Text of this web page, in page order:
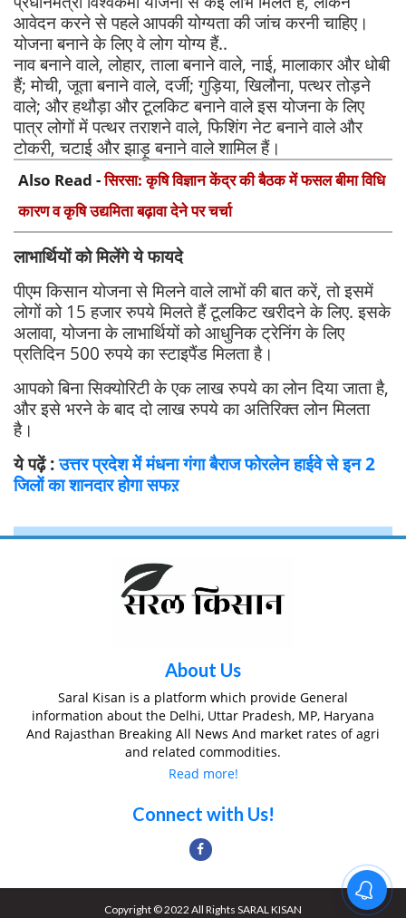
आवेदन करने से पहले आपकी योग्यता की जांच करनी चाहिए।
योजना बनाने के लिए वे लोग योग्य हैं..
नाव बनाने वाले, लोहार, ताला बनाने वाले, नाई, मालाकार और धोबी
हैं; मोची, जूता बनाने वाले, दर्जी; गुड़िया, खिलौना, पत्थर तोड़ने
वाले; और हथौड़ा और टूलकिट बनाने वाले इस योजना के लिए
पात्र लोगों में पत्थर तराशने वाले, फिशिंग नेट बनाने वाले और
टोकरी, चटाई और झाड़ू बनाने वाले शामिल हैं।
Also Read -सिरसा: कृषि विज्ञान केंद्र की बैठक में फसल बीमा विधि
कारण व कृषि उद्यमिता बढ़ावा देने पर चर्चा
लाभार्थियों को मिलेंगे ये फायदे
पीएम किसान योजना से मिलने वाले लाभों की बात करें, तो इसमें
लोगों को 15 हजार रुपये मिलते हैं टूलकिट खरीदने के लिए. इसके
अलावा, योजना के लाभार्थियों को आधुनिक ट्रेनिंग के लिए
प्रतिदिन 500 रुपये का स्टाइपैंड मिलता है।
आपको बिना सिक्योरिटी के एक लाख रुपये का लोन दिया जाता है,
और इसे भरने के बाद दो लाख रुपये का अतिरिक्त लोन मिलता
है।
ये पढ़ें :उत्तर प्रदेश में मंधना गंगा बैराज फोरलेन हाईवे से इन 2
जिलों का शानदार होगा सफऱ
About Us
Saral Kisan is a platform which provide General
information about the Delhi, Uttar Pradesh, MP, Haryana
And Rajasthan Breaking All News And market rates of agri
and related commodities.
Read more!
Connect with Us!
Copyright © 2022 All Rights SARAL KISAN